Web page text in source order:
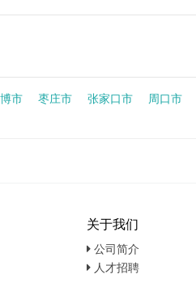
市 枣庄市 张家口市 周口市
关于我们
公司简介
人才招聘